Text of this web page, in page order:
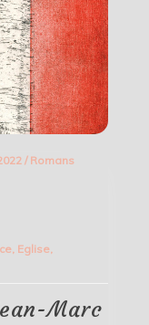
/ Romans
, Eglise,
Marc